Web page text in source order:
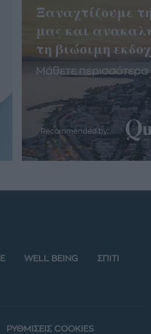
Ξαναχτίζουμε
μας και
τη βιώσιμη
Μάθετε περισσότερα
Recommended by
WELL BEING ΣΠΙΤΙ
ΡΥΘΜΙΣΕΙΣ COOKIES